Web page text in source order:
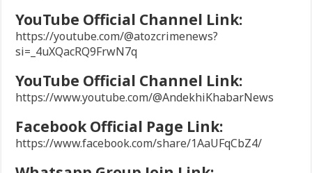
YouTube Official Channel Link:
https://youtube.com/@atozcrimenews?
si=_4uXQacRQ9FrwN7q
YouTube Official Channel Link:
https://www.youtube.com/@AndekhiKhabarNews
Facebook Official Page Link:
https://www.facebook.com/share/1AaUFqCbZ4/